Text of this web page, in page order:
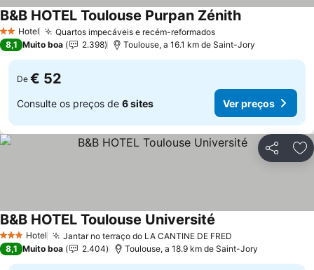
2 Estrelas
Hotel Quartos impecáveis e recém-reformadosVer preços
B&B HOTEL Toulouse Purpan ZénithVer preços
8,1 Muito boa 2.398 Toulouse, a 16.1 km de Saint-Jory
De € 52
Consulte os preços de 6 sites Ver preços
Partilhar
3 EstrelasHotel Jantar no terraço do LA CANTINE DE FRED
B&B HOTEL Toulouse Université
8,1 Muito boa 2.404 Toulouse, a 18.9 km de Saint-Jory